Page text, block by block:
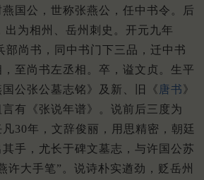
国公，世称张燕公，任中书令。
后
出为相州、岳州刺史。 开元九年
部尚书，同中书门下三品，迁中书
至尚书左丞相。 卒，谥文贞。 生平
公张公墓志铭》及新、旧《 唐书》
有《张说年谱》。 说前后三度为
30年，文辞俊丽，用思精密，朝廷
手，尤长于碑文墓志，与许国公苏
许大手笔”。 说诗朴实遒劲，贬岳州